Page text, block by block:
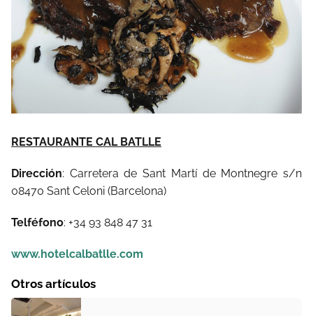
RESTAURANTE CAL BATLLE
Dirección: Carretera de Sant Martí de Montnegre s/n
08470 Sant Celoni (Barcelona)
Telféfono: +34 93 848 47 31
www.hotelcalbatlle.com
Otros artículos